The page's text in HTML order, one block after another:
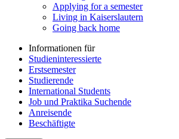
Applying for a semester
Living in Kaiserslautern
Going back home
Informationen für
Studieninteressierte
Erstsemester
Studierende
International Students
Job und Praktika Suchende
Anreisende
Beschäftigte